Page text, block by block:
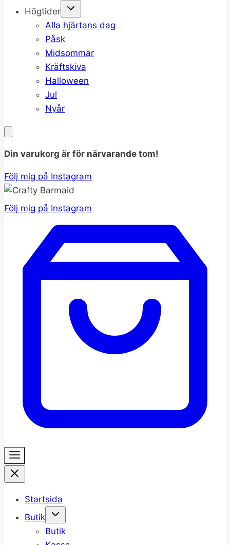
Högtider
Alla hjärtans dag
Påsk
Midsommar
Kräftskiva
Halloween
Jul
Nyår
Din varukorg är för närvarande tom!
Följ mig på Instagram
Följ mig på Instagram
Startsida
Butik
Butik